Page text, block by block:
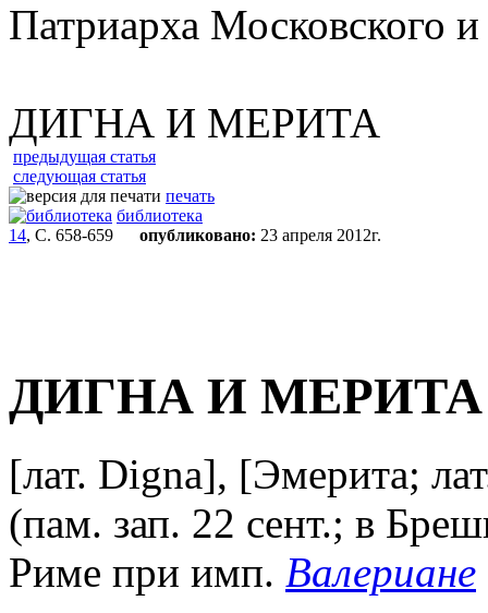
Патриарха Московского
ДИГНА И МЕРИТА
предыдущая статья
следующая статья
печать
библиотека
14, С. 658-659 опубликовано: 23 апреля 2012г.
ДИГНА И МЕРИТА
[лат. Digna], [Эмерита;
(пам. зап. 22 сент.; в
Риме при имп. Валериане